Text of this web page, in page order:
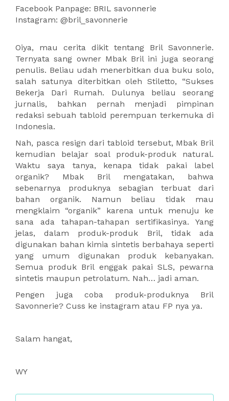
Facebook Panpage: BRIL savonnerie
Instagram: @bril_savonnerie
Oiya, mau cerita dikit tentang Bril Savonnerie.
Ternyata sang owner Mbak Bril ini juga seorang
penulis. Beliau udah menerbitkan dua buku solo,
salah satunya diterbitkan oleh Stiletto, “Sukses
Bekerja Dari Rumah. Dulunya beliau seorang
jurnalis, bahkan pernah menjadi pimpinan
redaksi sebuah tabloid perempuan terkemuka di
Indonesia.
Nah, pasca resign dari tabloid tersebut, Mbak Bril
kemudian belajar soal produk-produk natural.
Waktu saya tanya, kenapa tidak pakai label
organik? Mbak Bril mengatakan, bahwa
sebenarnya produknya sebagian terbuat dari
bahan organik. Namun beliau tidak mau
mengklaim “organik” karena untuk menuju ke
sana ada tahapan-tahapan sertifikasinya. Yang
jelas, dalam produk-produk Bril, tidak ada
digunakan bahan kimia sintetis berbahaya seperti
yang umum digunakan produk kebanyakan.
Semua produk Bril enggak pakai SLS, pewarna
sintetis maupun petrolatum. Nah… jadi aman.
Pengen juga coba produk-produknya Bril
Savonnerie? Cuss ke instagram atau FP nya ya.
Salam hangat,
WY